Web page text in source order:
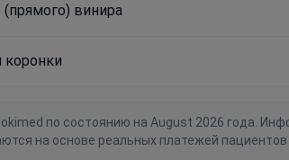
винира
коронки
по состоянию на August 2026 года.
на основе реальных платежей